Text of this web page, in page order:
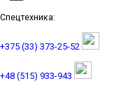
Спецтехника:
+375 (33) 373-25-52
+48 (515) 933-943